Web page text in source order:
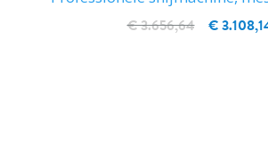
€
€ 3.656,64